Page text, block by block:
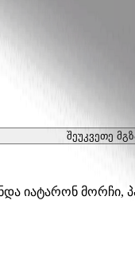
შეუკვეთე
იატარონ მორჩი,